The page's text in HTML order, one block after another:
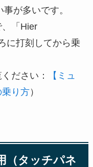
が多いです。
「Hier
に打刻してから乗
ださい：
【ミュ
り方）
（タッチパネ